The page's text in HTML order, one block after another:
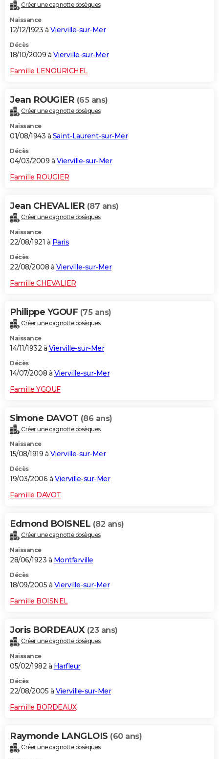
Créer une cagnotte obsèques
Naissance
12/12/1923 à Vierville-sur-Mer
Décès
18/10/2009 à Vierville-sur-Mer
Famille LENOURICHEL
Jean ROUGIER (65 ans)
Créer une cagnotte obsèques
Naissance
01/08/1943 à Saint-Laurent-sur-Mer
Décès
04/03/2009 à Vierville-sur-Mer
Famille ROUGIER
Jean CHEVALIER (87 ans)
Créer une cagnotte obsèques
Naissance
22/08/1921 à Paris
Décès
22/08/2008 à Vierville-sur-Mer
Famille CHEVALIER
Philippe YGOUF (75 ans)
Créer une cagnotte obsèques
Naissance
14/11/1932 à Vierville-sur-Mer
Décès
14/07/2008 à Vierville-sur-Mer
Famille YGOUF
Simone DAVOT (86 ans)
Créer une cagnotte obsèques
Naissance
15/08/1919 à Vierville-sur-Mer
Décès
19/03/2006 à Vierville-sur-Mer
Famille DAVOT
Edmond BOISNEL (82 ans)
Créer une cagnotte obsèques
Naissance
28/06/1923 à Montfarville
Décès
18/09/2005 à Vierville-sur-Mer
Famille BOISNEL
Joris BORDEAUX (23 ans)
Créer une cagnotte obsèques
Naissance
05/02/1982 à Harfleur
Décès
22/08/2005 à Vierville-sur-Mer
Famille BORDEAUX
Raymonde LANGLOIS (60 ans)
Créer une cagnotte obsèques